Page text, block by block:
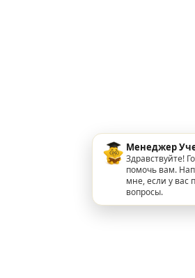
Менеджер
Здравствуйте!
помочь вам.
мне, если у вас
вопросы.